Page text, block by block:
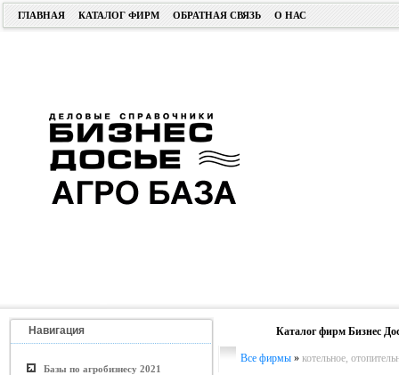
ГЛАВНАЯ КАТАЛОГ ФИРМ ОБРАТНАЯ СВЯЗЬ О НАС
Навигация
Базы по агробизнесу 2021
Каталог фирм Бизнес
Все фирмы » котельное,